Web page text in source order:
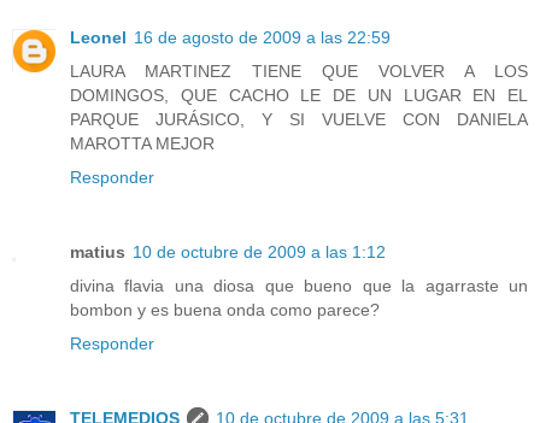
Leonel 16 de agosto de 2009 a las 22:59
LAURA MARTINEZ TIENE QUE VOLVER A LOS
DOMINGOS, QUE CACHO LE DE UN LUGAR EN EL
PARQUE JURÁSICO, Y SI VUELVE CON DANIELA
MAROTTA MEJOR
Responder
matius 10 de octubre de 2009 a las 1:12
divina flavia una diosa que bueno que la agarraste un
bombon y es buena onda como parece?
Responder
TELEMEDIOS 10 de octubre de 2009 a las 5:31